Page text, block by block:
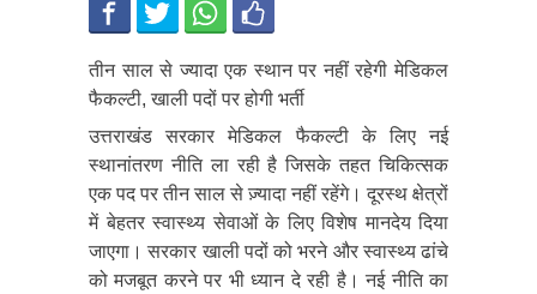
तीन साल से ज्यादा एक स्थान पर नहीं रहेगी मेडिकल
फैकल्टी, खाली पदों पर होगी भर्ती
उत्तराखंड सरकार मेडिकल फैकल्टी के लिए नई
स्थानांतरण नीति ला रही है जिसके तहत चिकित्सक
एक पद पर तीन साल से ज़्यादा नहीं रहेंगे। दूरस्थ क्षेत्रों
में बेहतर स्वास्थ्य सेवाओं के लिए विशेष मानदेय दिया
जाएगा। सरकार खाली पदों को भरने और स्वास्थ्य ढांचे
को मजबूत करने पर भी ध्यान दे रही है। नई नीति का